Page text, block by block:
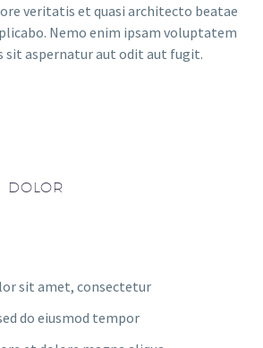
veritatis et quasi architecto beatae
Nemo enim ipsam voluptatem
sit aspernatur aut odit aut fugit.
DOLOR
sit amet, consectetur
do eiusmod tempor